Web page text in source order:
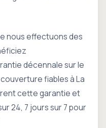
nous effectuons des
décennale sur le
fiables à La
cette garantie et
24, 7 jours sur 7 pour